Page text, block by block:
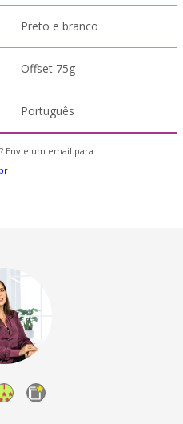
Preto e branco
Offset 75g
Português
Envie um email para